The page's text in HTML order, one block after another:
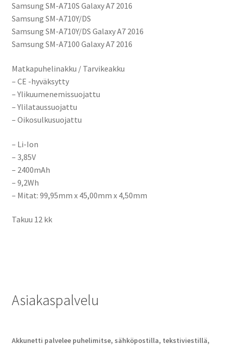
Samsung SM-A710S Galaxy A7 2016
Samsung SM-A710Y/DS
Samsung SM-A710Y/DS Galaxy A7 2016
Samsung SM-A7100 Galaxy A7 2016
Matkapuhelinakku / Tarvikeakku
– CE -hyväksytty
– Ylikuumenemissuojattu
– Ylilataussuojattu
– Oikosulkusuojattu
– Li-Ion
– 3,85V
– 2400mAh
– 9,2Wh
– Mitat: 99,95mm x 45,00mm x 4,50mm
Takuu 12 kk
Asiakaspalvelu
Akkunetti palvelee puhelimitse, sähköpostilla, tekstiviestillä,